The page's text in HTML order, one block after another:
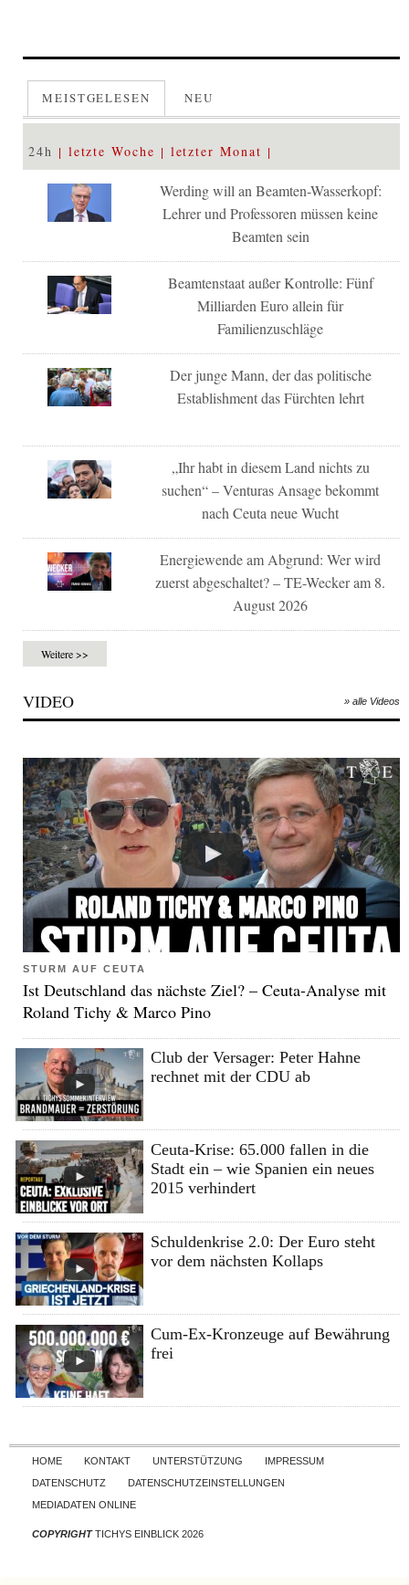
MEISTGELESEN NEU
24h letzte Woche letzter Monat
Werding will an Beamten-Wasserkopf:
Lehrer und Professoren müssen keine
Beamten sein
Beamtenstaat außer Kontrolle: Fünf
Milliarden Euro allein für
Familienzuschläge
Der junge Mann, der das politische
Establishment das Fürchten lehrt
„Ihr habt in diesem Land nichts zu
suchen“ – Venturas Ansage bekommt
nach Ceuta neue Wucht
Energiewende am Abgrund: Wer wird
zuerst abgeschaltet? – TE-Wecker am 8.
August 2026
Weitere >>
VIDEO » alle Videos
STURM AUF CEUTA
Ist Deutschland das nächste Ziel? – Ceuta-Analyse mit
Roland Tichy & Marco Pino
Club der Versager: Peter Hahne
rechnet mit der CDU ab
Ceuta-Krise: 65.000 fallen in die
Stadt ein – wie Spanien ein neues
2015 verhindert
Schuldenkrise 2.0: Der Euro steht
vor dem nächsten Kollaps
Cum-Ex-Kronzeuge auf Bewährung
frei
Skip to content
HOME KONTAKT UNTERSTÜTZUNG
IMPRESSUM
DATENSCHUTZ
DATENSCHUTZEINSTELLUNGEN
MEDIADATEN ONLINE
COPYRIGHTTICHYS EINBLICK 2026